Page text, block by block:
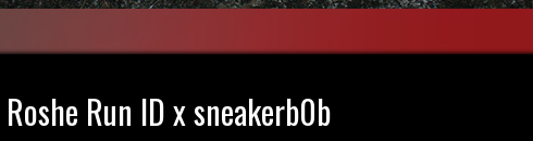
Run ID x sneakerb0b